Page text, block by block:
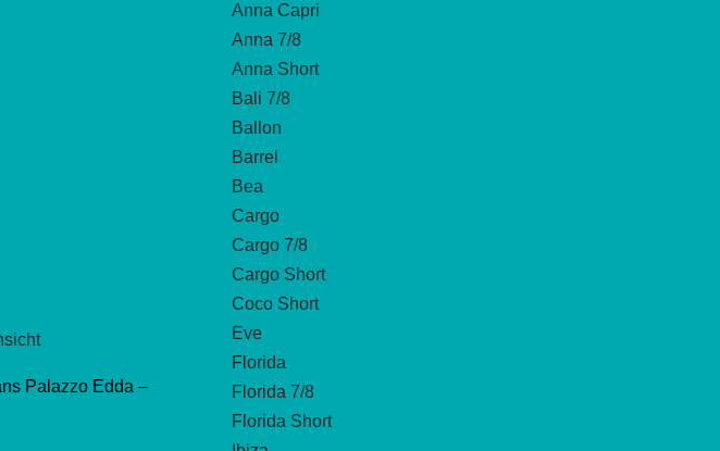
Palazzo Edda –
Anna Capri
Anna 7/8
Anna Short
Bali 7/8
Ballon
Barrel
Bea
Cargo
Cargo 7/8
Cargo Short
Coco Short
Eve
Florida
Florida 7/8
Florida Short